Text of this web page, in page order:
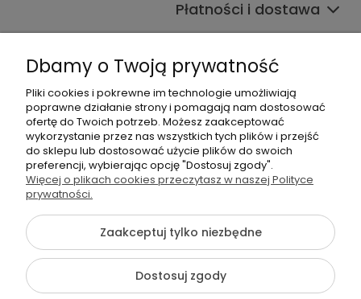
Płatności i dostawa
+48 605 141 363
{literal}
Pokaż pełną wersję strony
Dbamy o Twoją prywatność
Pliki cookies i pokrewne im technologie umożliwiają
poprawne działanie strony i pomagają nam dostosować
ofertę do Twoich potrzeb. Możesz zaakceptować
wykorzystanie przez nas wszystkich tych plików i przejść
do sklepu lub dostosować użycie plików do swoich
preferencji, wybierając opcję "Dostosuj zgody".
Więcej o plikach cookies przeczytasz w naszej Polityce
prywatności.
Zaakceptuj tylko niezbędne
Dostosuj zgody